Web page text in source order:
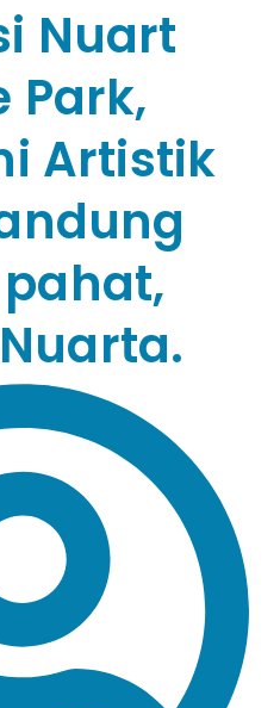
Nuart
Park,
Artistik